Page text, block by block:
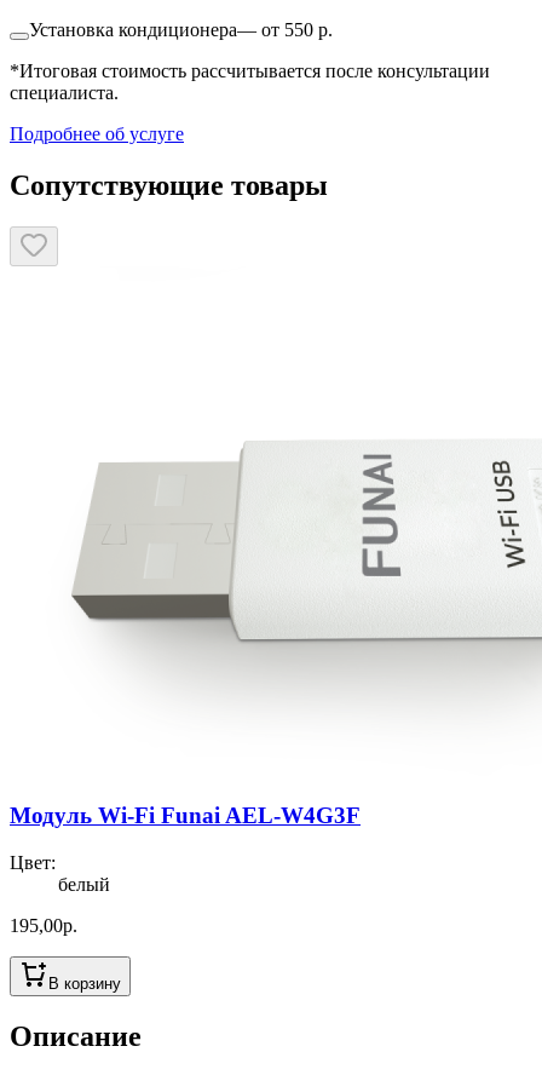
Установка кондиционера— от 550 р.
*Итоговая стоимость рассчитывается после консультации
специалиста.
Подробнее об услуге
Сопутствующие товары
Модуль Wi-Fi Funai AEL-W4G3F
Цвет:
белый
195,00р.
В корзину
Описание